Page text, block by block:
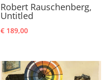
Robert Rauschenberg,
Untitled
€189,00